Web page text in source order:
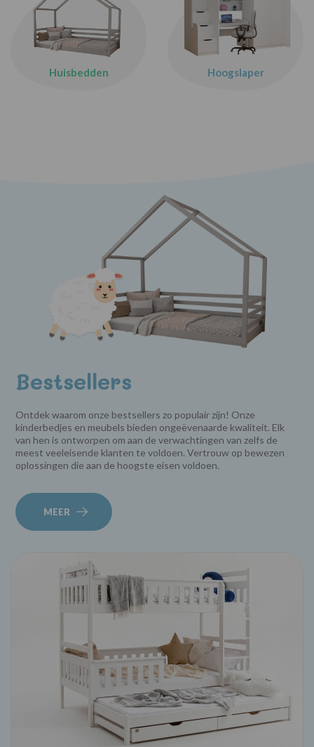
Huisbedden Hoogslaper
Bestsellers
Ontdek waarom onze bestsellers zo populair zijn! Onze
kinderbedjes en meubels bieden ongeëvenaarde kwaliteit. Elk
van hen is ontworpen om aan de verwachtingen van zelfs de
meest veeleisende klanten te voldoen. Vertrouw op bewezen
oplossingen die aan de hoogste eisen voldoen.
MEER